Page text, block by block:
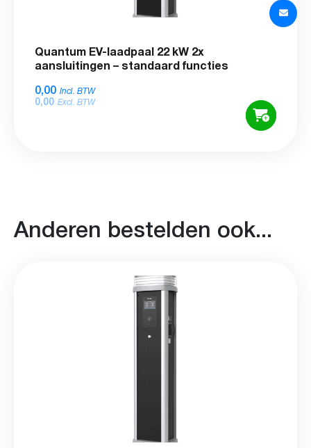
Quantum EV-laadpaal 22 kW 2x
aansluitingen – standaard functies
0,00 Incl. BTW
0,00 Excl. BTW
Anderen bestelden ook...